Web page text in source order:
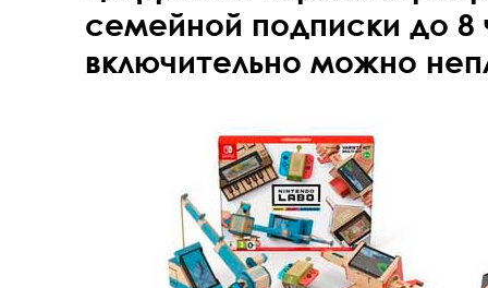
семейной подписки до 8
включительно можно